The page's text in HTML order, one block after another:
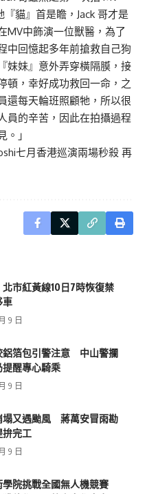
貓』首是瞻，Jack 哥才是
MV中飾演一位獸醫，為了
中回憶起多年前搶救自己狗
妹妹』意外弄穿橫隔膜，接
頓，幸好成功救回一命，之
還每天輪班照顧牠，所以很
員的辛苦，因此在拍攝過程
」
七月香港巡演兩場秒殺 再
北市紅黃線10日7時恢復禁
9 日
鋁箔包引警注意 中山警攔
醒專心騎乘
9 日
塌又遇颱風 蔣萬安冒雨勘
拚完工
9 日
學院挑戰全國無人機競賽